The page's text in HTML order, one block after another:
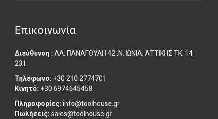
Επικοινωνία
Διεύθυνση : ΑΛ. ΠΑΝΑΓΟΥΛΗ 42 ,Ν. ΙΩΝΙΑ, ΑΤΤΙΚΗΣ ΤΚ. 14
231
Τηλέφωνο: +30 210 2774701
Κινητό: +30 6974645458
Πληροφορίες: info@toolhouse.gr
Πωλήσεις: sales@toolhouse.gr